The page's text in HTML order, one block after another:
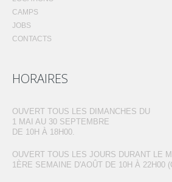
CAMPS
JOBS
CONTACTS
HORAIRES
OUVERT TOUS LES DIMANCHES DU
1 MAI AU 30 SEPTEMBRE
DE 10H À 18H00.
OUVERT TOUS LES JOURS DURANT LE
1ÈRE SEMAINE D'AOÛT DE 10H À 22H00